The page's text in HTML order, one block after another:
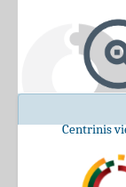
Centrinis